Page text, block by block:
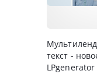
текст -
LPgenerator